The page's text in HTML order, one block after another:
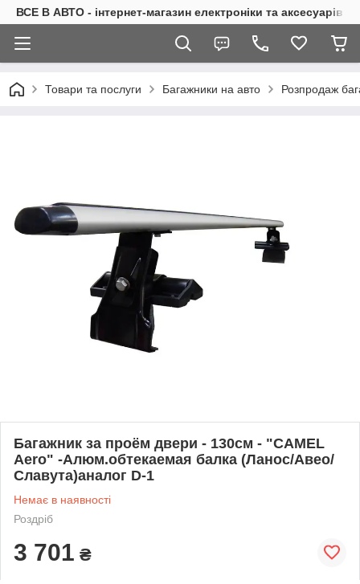
ВСЕ В АВТО - інтернет-магазин електроніки та аксесуарів в
Товари та послуги Багажники на авто Розпродаж
Багажник за проём двери - 130см - "CAMEL
Aero" -Алюм.обтекаемая балка (Ланос/Авео/
Славута)аналог D-1
Немає в наявності
Роздріб
3 701 ₴